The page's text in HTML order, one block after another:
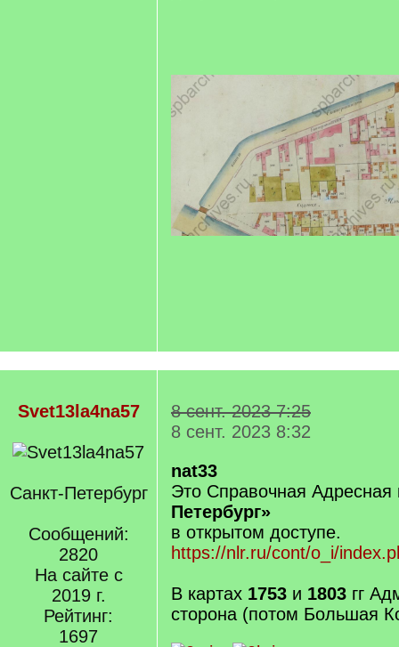
Svet13la4na57
Санкт-Петербург
Сообщений:
2820
На сайте с
2019 г.
Рейтинг:
1697
8 сент. 2023 7:25
8 сент. 2023 8:32
nat33
Это Справочная Адресная
Петербург»
в открытом доступе.
https://nlr.ru/cont/o_i/
В картах 1753 и 1803 гг
сторона (потом Большая